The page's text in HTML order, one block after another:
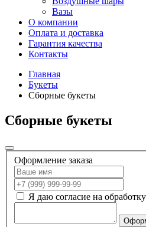
Вазы
О компании
Оплата и доставка
Гарантия качества
Контакты
Главная
Букеты
Сборные букеты
Сборные букеты
Оформление заказа
Я даю согласие на обработку